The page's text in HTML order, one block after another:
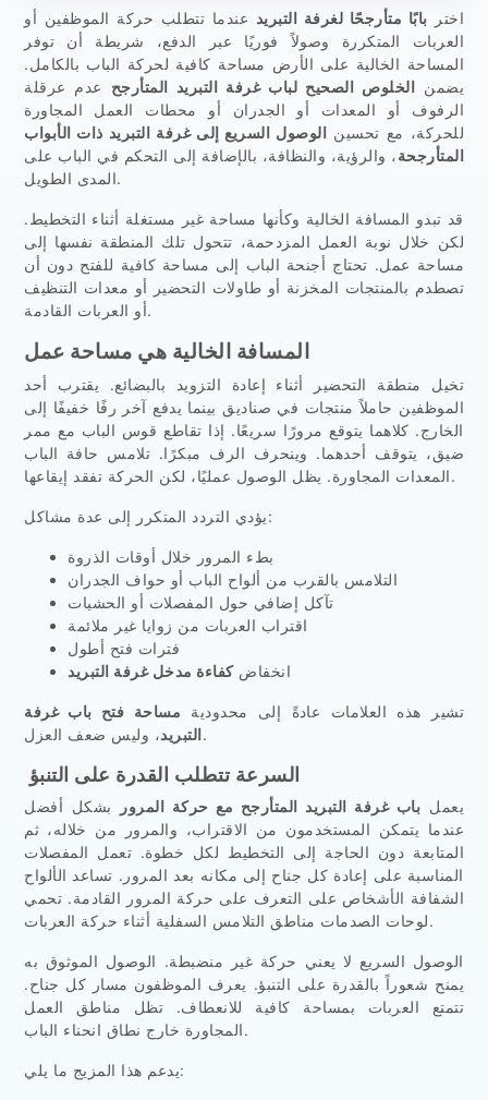
اختر بابًا متأرجحًا لغرفة التبريد عندما تتطلب حركة الموظفين أو
العربات المتكررة وصولاً فوريًا عبر الدفع، شريطة أن توفر
المساحة الخالية على الأرض مساحة كافية لحركة الباب بالكامل.
يضمن الخلوص الصحيح لباب غرفة التبريد المتأرجح عدم عرقلة
الرفوف أو المعدات أو الجدران أو محطات العمل المجاورة
للحركة، مع تحسين الوصول السريع إلى غرفة التبريد ذات الأبواب
المتأرجحة، والرؤية، والنظافة، بالإضافة إلى التحكم في الباب على
المدى الطويل.
قد تبدو المسافة الخالية وكأنها مساحة غير مستغلة أثناء التخطيط.
لكن خلال نوبة العمل المزدحمة، تتحول تلك المنطقة نفسها إلى
مساحة عمل. تحتاج أجنحة الباب إلى مساحة كافية للفتح دون أن
تصطدم بالمنتجات المخزنة أو طاولات التحضير أو معدات التنظيف
أو العربات القادمة.
المسافة الخالية هي مساحة عمل
تخيل منطقة التحضير أثناء إعادة التزويد بالبضائع. يقترب أحد
الموظفين حاملاً منتجات في صناديق بينما يدفع آخر رفًا خفيفًا إلى
الخارج. كلاهما يتوقع مرورًا سريعًا. إذا تقاطع قوس الباب مع ممر
ضيق، يتوقف أحدهما. وينحرف الرف مبكرًا. تلامس حافة الباب
المعدات المجاورة. يظل الوصول عمليًا، لكن الحركة تفقد إيقاعها.
يؤدي التردد المتكرر إلى عدة مشاكل:
بطء المرور خلال أوقات الذروة
التلامس بالقرب من ألواح الباب أو حواف الجدران
تآكل إضافي حول المفصلات أو الحشيات
اقتراب العربات من زوايا غير ملائمة
فترات فتح أطول
انخفاضكفاءة مدخل غرفة التبريد
تشير هذه العلامات عادةً إلى محدودية مساحة فتح باب غرفة
التبريد، وليس ضعف العزل.
السرعة تتطلب القدرة على التنبؤ
يعمل باب غرفة التبريد المتأرجح مع حركة المرور
بشكل أفضل
عندما يتمكن المستخدمون من الاقتراب، والمرور من خلاله، ثم
المتابعة دون الحاجة إلى التخطيط لكل خطوة. تعمل المفصلات
المناسبة على إعادة كل جناح إلى مكانه بعد المرور. تساعد الألواح
الشفافة الأشخاص على التعرف على حركة المرور القادمة. تحمي
لوحات الصدمات مناطق التلامس السفلية أثناء حركة العربات.
الوصول السريع لا يعني حركة غير منضبطة. الوصول الموثوق به
يمنح شعوراً بالقدرة على التنبؤ. يعرف الموظفون مسار كل جناح.
تتمتع العربات بمساحة كافية للانعطاف. تظل مناطق العمل
المجاورة خارج نطاق انحناء الباب.
يدعم هذا المزيج ما يلي: